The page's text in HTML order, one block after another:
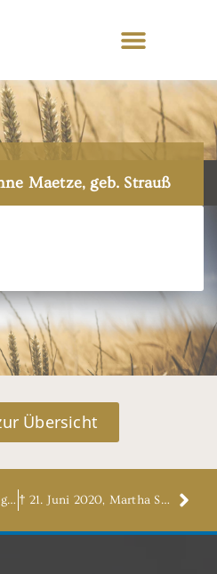
Maetze, geb. Strauß
Übersicht
† 2. Juni 2020, Peter Kröger † 21. Juni 2020, Martha Schnabel, geb. Rosenberger